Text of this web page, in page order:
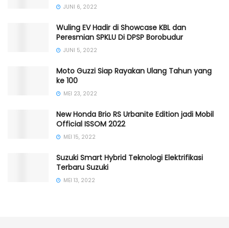
JUNI 6, 2022
Wuling EV Hadir di Showcase KBL dan
Peresmian SPKLU Di DPSP Borobudur
JUNI 5, 2022
Moto Guzzi Siap Rayakan Ulang Tahun yang
ke 100
MEI 23, 2022
New Honda Brio RS Urbanite Edition jadi Mobil
Official ISSOM 2022
MEI 15, 2022
Suzuki Smart Hybrid Teknologi Elektrifikasi
Terbaru Suzuki
MEI 13, 2022